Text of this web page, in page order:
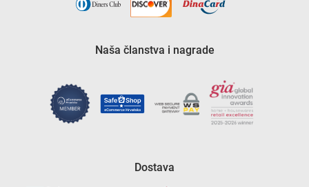
Naša članstva i nagrade
Dostava